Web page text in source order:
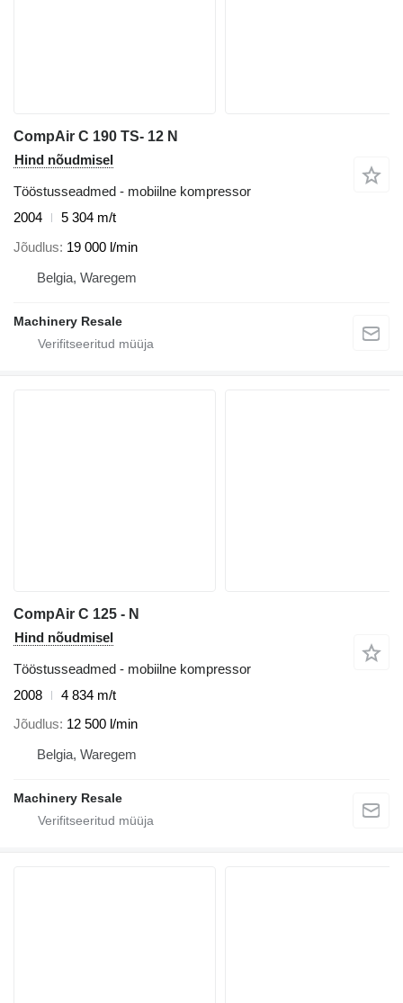
CompAir C 190 TS- 12 N
Hind nõudmisel
Tööstusseadmed - mobiilne kompressor
2004
5 304 m/t
Jõudlus 19 000 l/min
Belgia, Waregem
Machinery Resale
CompAir C 125 - N
Hind nõudmisel
Tööstusseadmed - mobiilne kompressor
2008
4 834 m/t
Jõudlus 12 500 l/min
Belgia, Waregem
Machinery Resale